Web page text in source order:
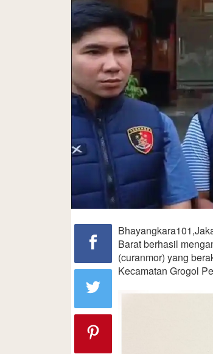
Barat berhasil
(curanmor) yang
Kecamatan Grogol